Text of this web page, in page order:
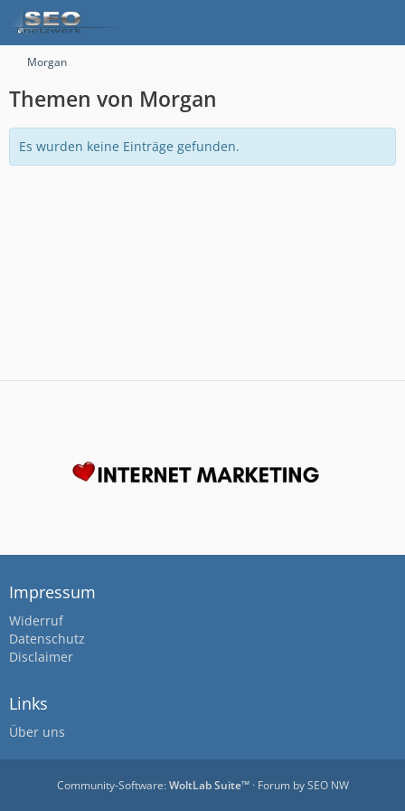
Morgan
Themen von Morgan
Es wurden keine Einträge gefunden.
Impressum
Widerruf
Datenschutz
Disclaimer
Links
Über uns
Community-Software:WoltLab Suite™· Forum bySEO NW